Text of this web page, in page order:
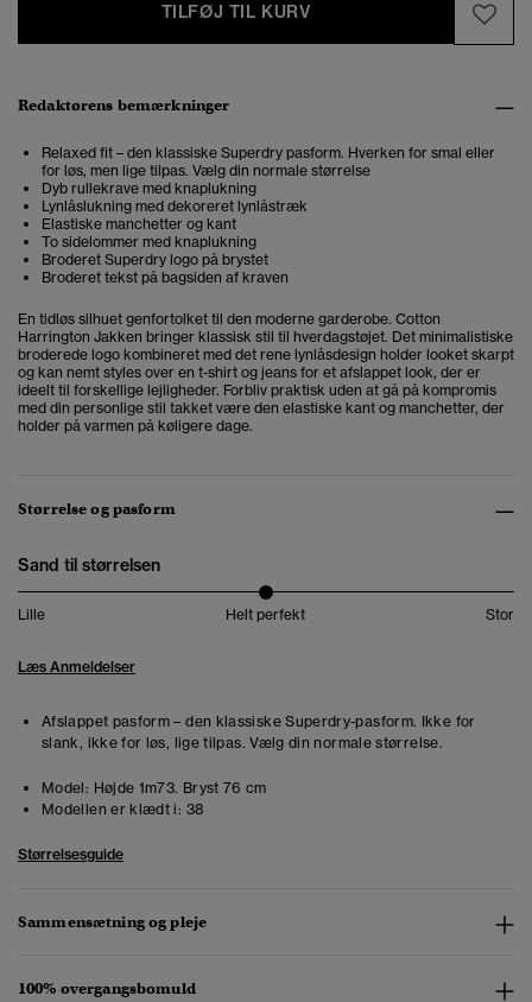
TILFØJ TIL KURV
Redaktørens bemærkninger
Relaxed fit – den klassiske Superdry pasform. Hverken for smal eller
for løs, men lige tilpas. Vælg din normale størrelse
Dyb rullekrave med knaplukning
Lynlåslukning med dekoreret lynlåstræk
Elastiske manchetter og kant
To sidelommer med knaplukning
Broderet Superdry logo på brystet
Broderet tekst på bagsiden af kraven
En tidløs silhuet genfortolket til den moderne garderobe. Cotton
Harrington Jakken bringer klassisk stil til hverdagstøjet. Det minimalistiske
broderede logo kombineret med det rene lynlåsdesign holder looket skarpt
og kan nemt styles over en t-shirt og jeans for et afslappet look, der er
ideelt til forskellige lejligheder. Forbliv praktisk uden at gå på kompromis
med din personlige stil takket være den elastiske kant og manchetter, der
holder på varmen på køligere dage.
Størrelse og pasform
Sand til størrelsen
Lille Helt perfekt Stor
Læs Anmeldelser
Afslappet pasform – den klassiske Superdry-pasform. Ikke for
slank, ikke for løs, lige tilpas. Vælg din normale størrelse.
Model: Højde 1m73. Bryst 76 cm
Modellen er klædt i: 38
Størrelsesguide
Sammensætning og pleje
100% overgangsbomuld